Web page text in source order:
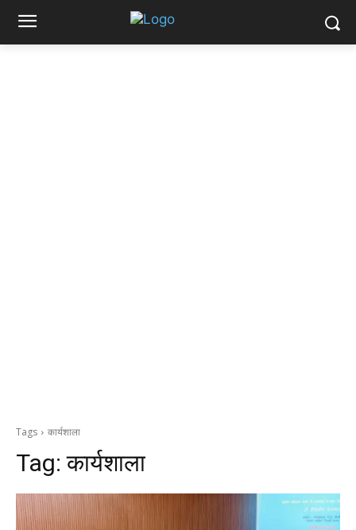
Tags कार्यशाला
Tag:कार्यशाला